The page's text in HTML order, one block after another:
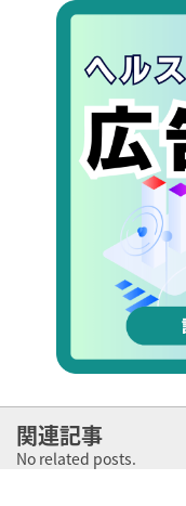
関連記事
No related posts.